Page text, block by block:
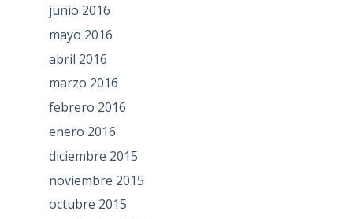
junio 2016
mayo 2016
abril 2016
marzo 2016
febrero 2016
enero 2016
diciembre 2015
noviembre 2015
octubre 2015